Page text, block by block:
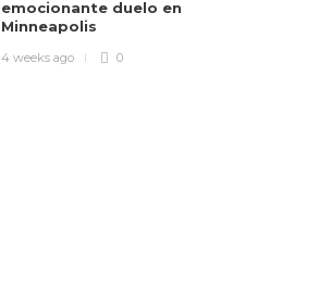
emocionante duelo en
Minneapolis
4 weeks ago 0